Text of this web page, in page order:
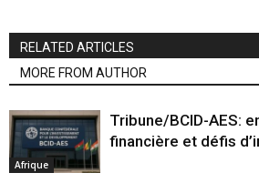
RELATED ARTICLES
MORE FROM AUTHOR
Afrique
Tribune/BCID-AES:
financière et défis